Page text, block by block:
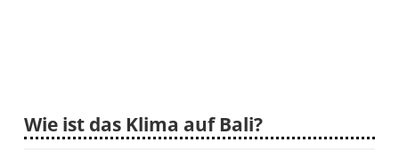
Wie ist das Klima auf Bali?